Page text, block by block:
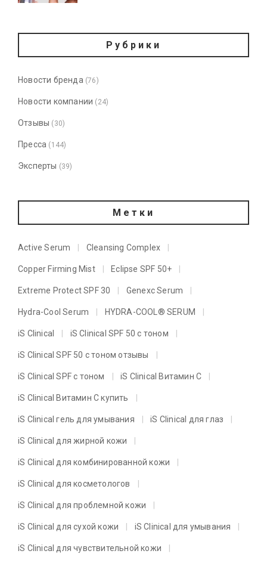
Рубрики
Новости бренда (76)
Новости компании (24)
Отзывы (30)
Пресса (144)
Эксперты (39)
Метки
Active Serum Cleansing Complex
Copper Firming Mist Eclipse SPF 50+
Extreme Protect SPF 30 Genexc Serum
Hydra-Cool Serum HYDRA-COOL® SERUM
iS Clinical iS Clinical SPF 50 с тоном
iS Clinical SPF 50 с тоном отзывы
iS Clinical SPF с тоном iS Clinical Витамин C
iS Clinical Витамин C купить
iS Clinical гель для умывания iS Clinical для глаз
iS Clinical для жирной кожи
iS Clinical для комбинированной кожи
iS Clinical для косметологов
iS Clinical для проблемной кожи
iS Clinical для сухой кожи iS Clinical для умывания
iS Clinical для чувствительной кожи